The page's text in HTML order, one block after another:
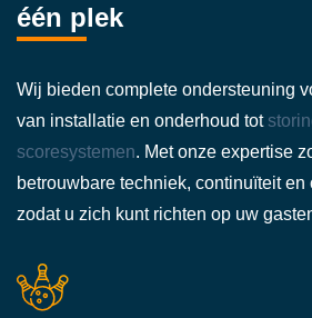
één plek
Wij bieden complete ondersteuning
van installatie en onderhoud tot
scoresystemen. Met onze expertise
betrouwbare techniek, continuïteit en
zodat u zich kunt richten op uw